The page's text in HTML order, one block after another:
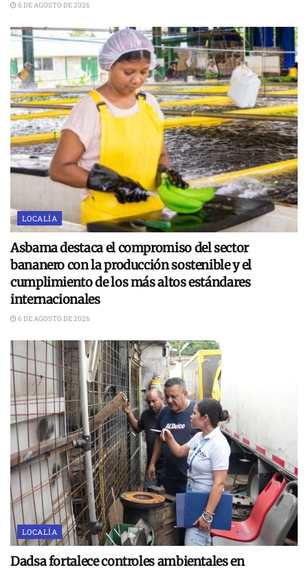
6 DE AGOSTO DE 2026
LOCALÍA
Asbama destaca el compromiso del sector
bananero con la producción sostenible y el
cumplimiento de los más altos estándares
internacionales
6 DE AGOSTO DE 2026
LOCALÍA
Dadsa fortalece controles ambientales en